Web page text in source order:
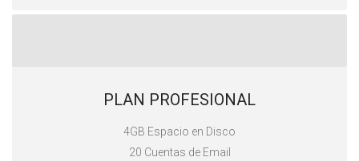
PLAN PROFESIONAL
4GB Espacio en Disco
20 Cuentas de Email